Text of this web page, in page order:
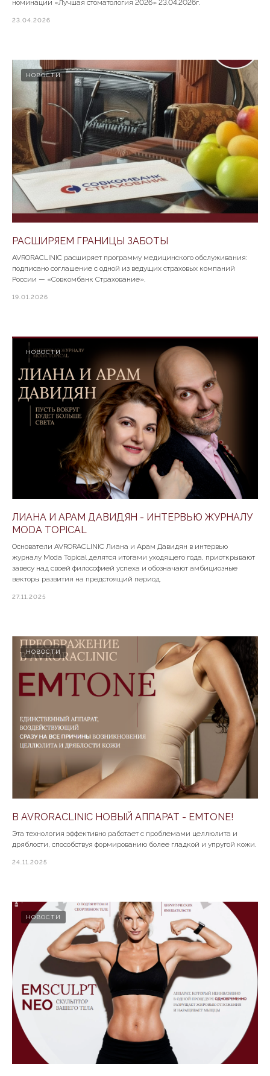
номинации «Лучшая стоматология 2026» 23.04.2026г.
23.04.2026
НОВОСТИ
РАСШИРЯЕМ ГРАНИЦЫ ЗАБОТЫ
AVRORACLINIC расширяет программу медицинского обслуживания:
подписано соглашение с одной из ведущих страховых компаний
России — «Совкомбанк Страхование».
19.01.2026
НОВОСТИ
ЛИАНА И АРАМ ДАВИДЯН - ИНТЕРВЬЮ ЖУРНАЛУ
MODA TOPICAL
Основатели AVRORACLINIC Лиана и Арам Давидян в интервью
журналу Moda Topical делятся итогами уходящего года, приоткрывают
завесу над своей философией успеха и обозначают амбициозные
векторы развития на предстоящий период.
27.11.2025
НОВОСТИ
В AVRORACLINIC НОВЫЙ АППАРАТ - EMTONE!
Эта технология эффективно работает с проблемами целлюлита и
дряблости, способствуя формированию более гладкой и упругой кожи.
24.11.2025
НОВОСТИ